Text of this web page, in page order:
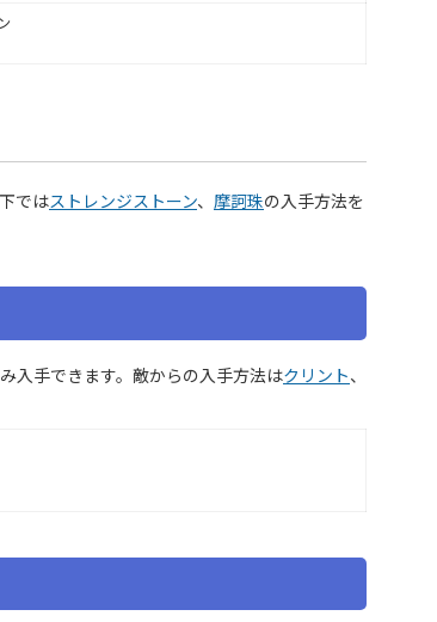
ではストレンジストーン、 摩訶珠の入手方法を
入手できます。敵からの入手方法はクリント、